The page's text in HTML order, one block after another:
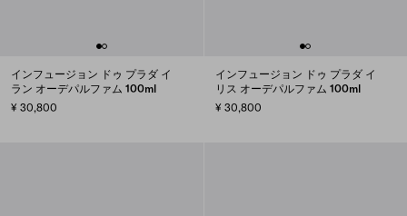
インフュージョン ドゥ プラダ イ
ラン オーデパルファム 100ml
¥ 30,800
インフュージョン ドゥ プラダ イ
リス オーデパルファム 100ml
¥ 30,800